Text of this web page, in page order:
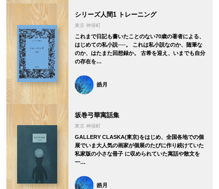
シリーズ人間1 トレーニング
東京 神保町
これまで日記も書いたことのない70歳の著者による、
はじめての私小説──。 これは私小説なのか、随筆な
のか、はたまた回想録か。 古希を迎え、いまでも自分
の存在を…
皓月
坂巻弓華寓話集
東京 神保町
GALLERY CLASKA(東京)をはじめ、全国各地での個
展でいま大人気の画家が個展のたびに作り続けていた
私家版の小さな冊子 に収められていた寓話や散文を
一…
皓月